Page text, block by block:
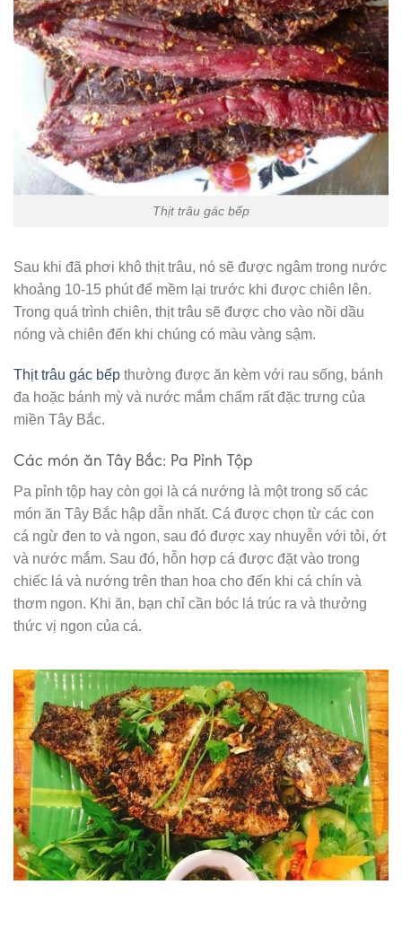
Thịt trâu gác bếp
Sau khi đã phơi khô thịt trâu, nó sẽ được ngâm trong nước
khoảng 10-15 phút để mềm lại trước khi được chiên lên.
Trong quá trình chiên, thịt trâu sẽ được cho vào nồi dầu
nóng và chiên đến khi chúng có màu vàng sậm.
Thịt trâu gác bếp thường được ăn kèm với rau sống, bánh
đa hoặc bánh mỳ và nước mắm chấm rất đặc trưng của
miền Tây Bắc.
Các món ăn Tây Bắc: Pa Pỉnh Tộp
Pa pỉnh tộp hay còn gọi là cá nướng là một trong số các
món ăn Tây Bắc hập dẫn nhất. Cá được chọn từ các con
cá ngừ đen to và ngon, sau đó được xay nhuyễn với tỏi, ớt
và nước mắm. Sau đó, hỗn hợp cá được đặt vào trong
chiếc lá và nướng trên than hoa cho đến khi cá chín và
thơm ngon. Khi ăn, bạn chỉ cần bóc lá trúc ra và thưởng
thức vị ngon của cá.